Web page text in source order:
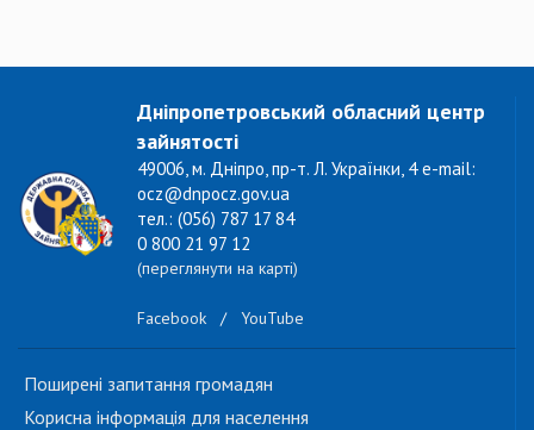
Дніпропетровський обласний центр
зайнятості
49006, м. Дніпро, пр-т. Л. Українки, 4 e-mail:
ocz@dnpocz.gov.ua
тел.: (056) 787 17 84
0 800 21 97 12
(переглянути на карті)
Facebook / YouTube
Поширені запитання громадян
Корисна інформація для населення